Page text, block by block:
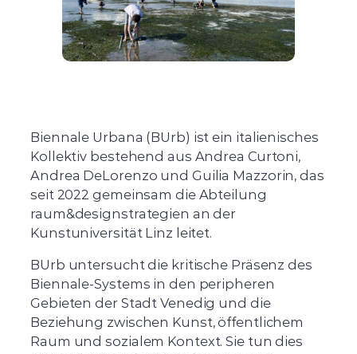
Biennale Urbana (BUrb) ist ein italienisches
Kollektiv bestehend aus Andrea Curtoni,
Andrea DeLorenzo und Guilia Mazzorin, das
seit 2022 gemeinsam die Abteilung
raum&designstrategien an der
Kunstuniversität Linz leitet.
BUrb untersucht die kritische Präsenz des
Biennale-Systems in den peripheren
Gebieten der Stadt Venedig und die
Beziehung zwischen Kunst, öffentlichem
Raum und sozialem Kontext. Sie tun dies